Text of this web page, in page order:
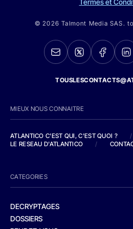
Termes et
© 2026 Talmont Media SAS.
MIEUX NOUS CONNAITRE
ATLANTICO C'EST QUI, C'EST QUOI ?
/
LE RESEAU D'ATLANTICO
/
CATEGORIES
DECRYPTAGES
DOSSIERS